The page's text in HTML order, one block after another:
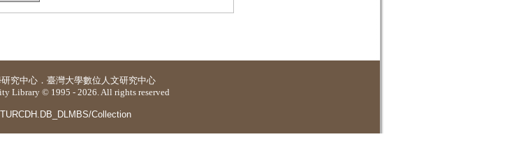
究中心 ． 臺灣大學數位人文研究中心
Library © 1995 - 2026. All rights reserved
Collection